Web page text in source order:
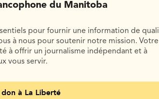
du Manitoba
pour fournir une information de
à nous pour soutenir notre mission. Votre
à offrir un journalisme indépendant et à
vous servir.
à La Liberté